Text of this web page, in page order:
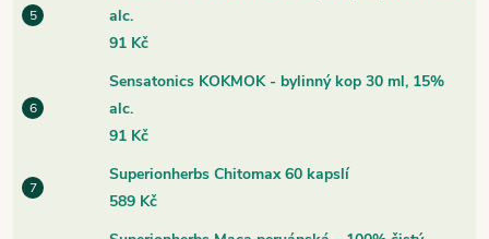
alc.
91 Kč
Sensatonics KOKMOK - bylinný kop 30 ml, 15%
alc.
91 Kč
Superionherbs Chitomax 60 kapslí
589 Kč